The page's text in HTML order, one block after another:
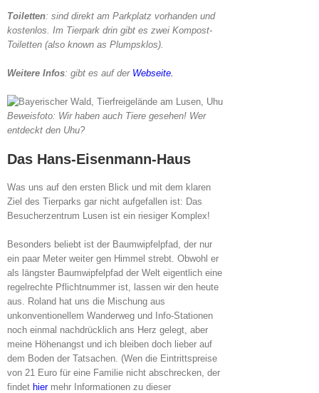
Toiletten: sind direkt am Parkplatz vorhanden und
kostenlos. Im Tierpark drin gibt es zwei Kompost-
Toiletten (also known as Plumpsklos).
Weitere Infos: gibt es auf der Webseite.
Beweisfoto: Wir haben auch Tiere gesehen! Wer
entdeckt den Uhu?
Das Hans-Eisenmann-Haus
Was uns auf den ersten Blick und mit dem klaren
Ziel des Tierparks gar nicht aufgefallen ist: Das
Besucherzentrum Lusen ist ein riesiger Komplex!
Besonders beliebt ist der Baumwipfelpfad, der nur
ein paar Meter weiter gen Himmel strebt. Obwohl er
als längster Baumwipfelpfad der Welt eigentlich eine
regelrechte Pflichtnummer ist, lassen wir den heute
aus. Roland hat uns die Mischung aus
unkonventionellem Wanderweg und Info-Stationen
noch einmal nachdrücklich ans Herz gelegt, aber
meine Höhenangst und ich bleiben doch lieber auf
dem Boden der Tatsachen. (Wen die Eintrittspreise
von 21 Euro für eine Familie nicht abschrecken, der
findet hier mehr Informationen zu dieser